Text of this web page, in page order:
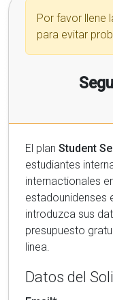
Por favor llene
para evitar
El plan Student
estudiantes
internactionales
estadounidenses en al
introduzca sus
presupuesto
linea.
Datos del